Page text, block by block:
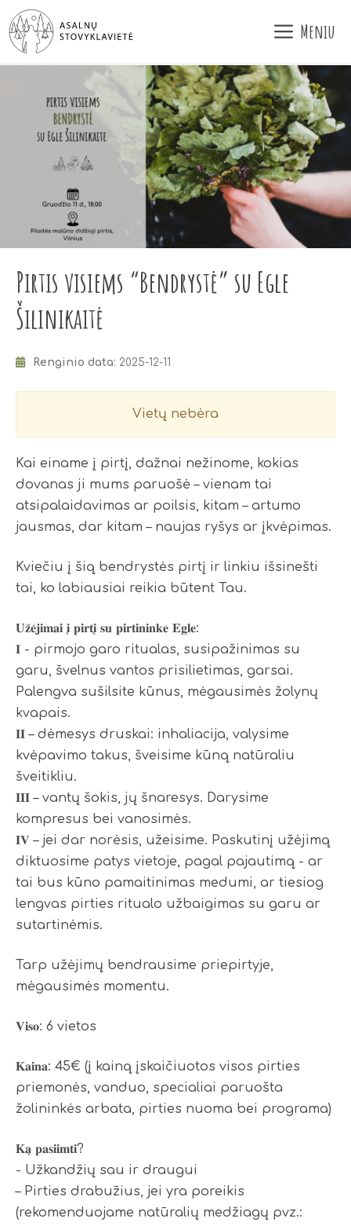
Pereiti
prie
turinio
Meniu
Pirtis visiems “Bendrystė” su Egle
Šilinikaitė
Renginio data: 2025-12-11
Vietų nebėra
Kai einame į pirtį, dažnai nežinome, kokias
dovanas ji mums paruošė – vienam tai
atsipalaidavimas ar poilsis, kitam – artumo
jausmas, dar kitam – naujas ryšys ar įkvėpimas.
Kviečiu į šią bendrystės pirtį ir linkiu išsinešti
tai, ko labiausiai reikia būtent Tau.
𝐔𝐳̌𝐞̇𝐣𝐢𝐦𝐚𝐢 𝐢̨ 𝐩𝐢𝐫𝐭𝐢̨ 𝐬𝐮 𝐩𝐢𝐫𝐭𝐢𝐧𝐢𝐧𝐤𝐞 𝐄𝐠𝐥𝐞:
𝐈 - pirmojo garo ritualas, susipažinimas su
garu, švelnus vantos prisilietimas, garsai.
Palengva sušilsite kūnus, mėgausimės žolynų
kvapais.
𝐈𝐈 – dėmesys druskai: inhaliacija, valysime
kvėpavimo takus, šveisime kūną natūraliu
šveitikliu.
𝐈𝐈𝐈 – vantų šokis, jų šnaresys. Darysime
kompresus bei vanosimės.
𝐈𝐕 – jei dar norėsis, užeisime. Paskutinį užėjimą
diktuosime patys vietoje, pagal pajautimą - ar
tai bus kūno pamaitinimas medumi, ar tiesiog
lengvas pirties ritualo užbaigimas su garu ar
sutartinėmis.
Tarp užėjimų bendrausime priepirtyje,
mėgausimės momentu.
𝐕𝐢𝐬𝐨: 6 vietos
𝐊𝐚𝐢𝐧𝐚: 45€ (į kainą įskaičiuotos visos pirties
priemonės, vanduo, specialiai paruošta
žolininkės arbata, pirties nuoma bei programa)
𝐊𝐚̨ 𝐩𝐚𝐬𝐢𝐢𝐦𝐭𝐢?
- Užkandžių sau ir draugui
– Pirties drabužius, jei yra poreikis
(rekomenduojame natūralių medžiagų pvz.: